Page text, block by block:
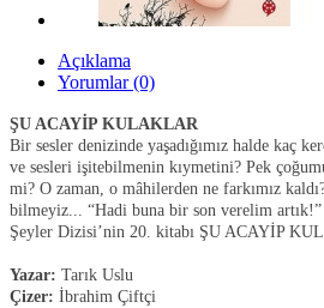
Açıklama
Yorumlar (0)
ŞU ACAYİP KULAKLAR
Bir sesler denizinde yaşadığımız halde kaç
ve sesleri işitebilmenin kıymetini? Pek
mi? O zaman, o mâhilerden ne farkımız
bilmeyiz... “Hadi buna bir son verelim
Şeyler Dizisi’nin 20. kitabı ŞU ACAYİP
Yazar: Tarık Uslu
Çizer: İbrahim Çiftçi